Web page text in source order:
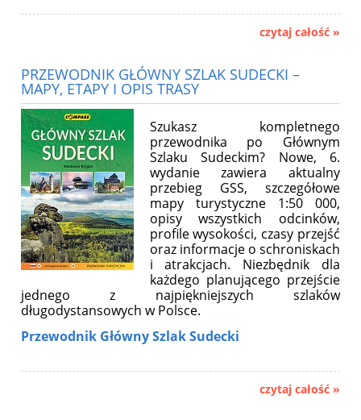
czytaj całość »
PRZEWODNIK GŁÓWNY SZLAK SUDECKI –
MAPY, ETAPY I OPIS TRASY
Szukasz kompletnego
przewodnika po Głównym
Szlaku Sudeckim? Nowe, 6.
wydanie zawiera aktualny
przebieg GSS, szczegółowe
mapy turystyczne 1:50 000,
opisy wszystkich odcinków,
profile wysokości, czasy przejść
oraz informacje o schroniskach
i atrakcjach. Niezbędnik dla
każdego planującego przejście
jednego z najpiękniejszych szlaków
długodystansowych w Polsce.
Przewodnik Główny Szlak Sudecki
czytaj całość »